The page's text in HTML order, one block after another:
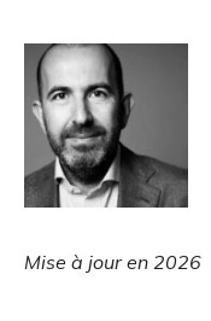
Mise à jour en 2026